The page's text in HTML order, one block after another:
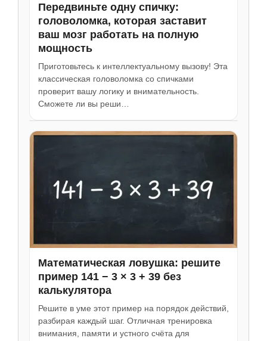
Передвиньте одну спичку:
головоломка, которая заставит
ваш мозг работать на полную
мощность
Приготовьтесь к интеллектуальному вызову! Эта
классическая головоломка со спичками
проверит вашу логику и внимательность.
Сможете ли вы реши…
Математическая ловушка: решите
пример 141 − 3 × 3 + 39 без
калькулятора
Решите в уме этот пример на порядок действий,
разбирая каждый шаг. Отличная тренировка
внимания, памяти и устного счёта для